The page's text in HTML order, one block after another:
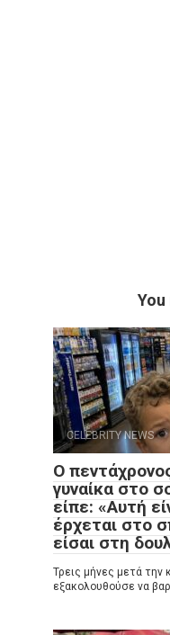
CELEBRITY NEWS
Ο
γυναίκα στο
είπε: «Αυτή
έρχεται στο
είσαι στη
Τρεις μήνες μετά την
εξακολουθούσε να